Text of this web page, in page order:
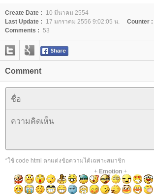
Create Date :
10 มีนาคม 2554
Last Update :
17 มกราคม 2556 9:02:05 น. Counter :
Comments : 53
Comment
*ใช้ code html ตกแต่งข้อความได้เฉพาะสมาชิก
+ Emotion+